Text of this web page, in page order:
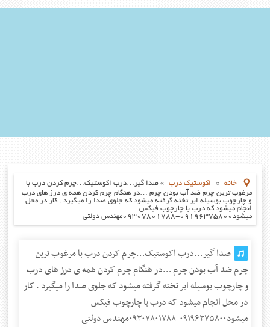
خانه » اکوستیک درب »صدا گیر…درب اکوستیک…چرم کردن درب با
مرغوب ترین چرم ضد آب بودن چرم …در هنگام چرم کردن همه ی درز های درب
و چارچوب بوسیله ابر تخته گرفته میشود که جلوی صدا را میگیرد . کار در محل
انجام میشود که درب با چارچوب فیکس
میشود۰۹۱۹۶۳۷۵۸۰۰-۰۹۳۰۷۸۰۱۷۸۸مهندس دولتی
صدا گیر…درب اکوستیک…چرم کردن درب با مرغوب ترین
چرم ضد آب بودن چرم …در هنگام چرم کردن همه ی درز های درب
و چارچوب بوسیله ابر تخته گرفته میشود که جلوی صدا را میگیرد . کار
در محل انجام میشود که درب با چارچوب فیکس
میشود۰۹۱۹۶۳۷۵۸۰۰-۰۹۳۰۷۸۰۱۷۸۸مهندس دولتی